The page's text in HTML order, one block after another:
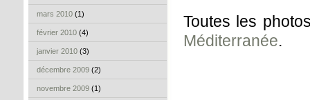
mars 2010 (1)
février 2010 (4)
janvier 2010 (3)
décembre 2009 (2)
novembre 2009 (1)
Toutes les
Méditerranée.